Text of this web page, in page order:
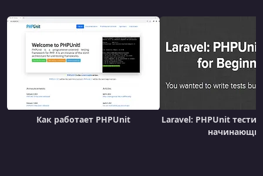
Как работает PHPUnit
Laravel: PHPUnit